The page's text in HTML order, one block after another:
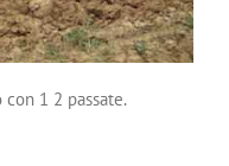
1 2 passate.